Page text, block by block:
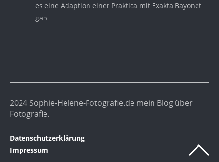
es eine Adaption einer Praktica mit Exakta Bayonet
gab…
2024 Sophie-Helene-Fotografie.de mein Blog über
Fotografie.
Datenschutzerklärung
Impressum